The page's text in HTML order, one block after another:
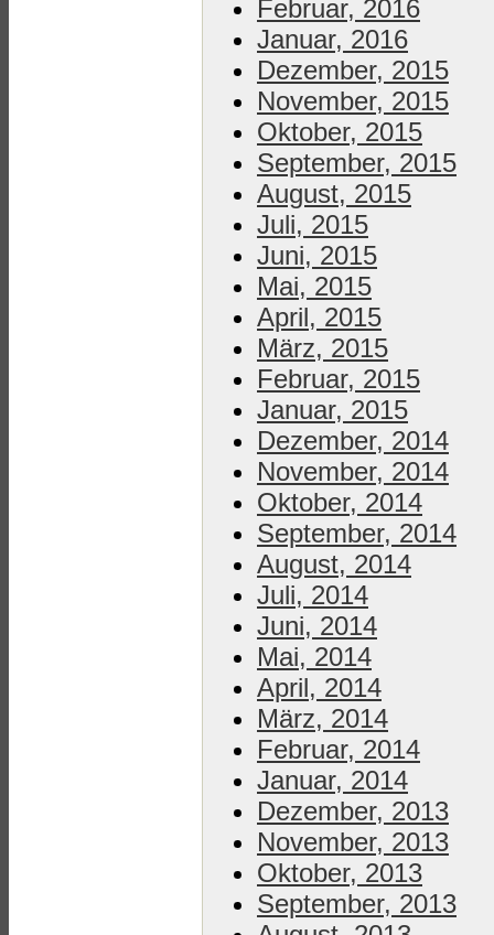
Februar, 2016
Januar, 2016
Dezember, 2015
November, 2015
Oktober, 2015
September, 2015
August, 2015
Juli, 2015
Juni, 2015
Mai, 2015
April, 2015
März, 2015
Februar, 2015
Januar, 2015
Dezember, 2014
November, 2014
Oktober, 2014
September, 2014
August, 2014
Juli, 2014
Juni, 2014
Mai, 2014
April, 2014
März, 2014
Februar, 2014
Januar, 2014
Dezember, 2013
November, 2013
Oktober, 2013
September, 2013